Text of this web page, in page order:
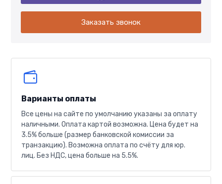
Заказать звонок
Варианты оплаты
Все цены на сайте по умолчанию указаны за оплату
наличными. Оплата картой возможна. Цена будет на
3.5% больше (размер банковской комиссии за
транзакцию). Возможна оплата по счёту для юр.
лиц. Без НДС, цена больше на 5.5%.